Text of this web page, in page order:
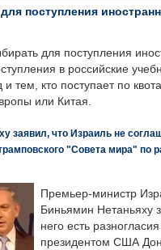
поступления
для поступления
в российские
тем, кто поступает по
или Китая.
заявил, что Израиль не
"Совета мира" по
Премьер-министр
Биньямин Нетаньяху
него есть
президентом США